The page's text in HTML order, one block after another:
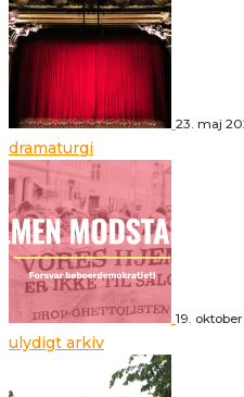
23. maj
dramaturgi
19.
ulydigt arkiv